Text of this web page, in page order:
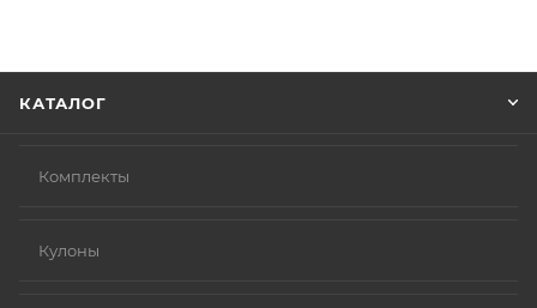
КАТАЛОГ
Комплекты
Кулоны